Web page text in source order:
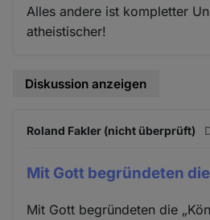
Alles andere ist kompletter
atheistischer!
Diskussion anzeigen
Roland Fakler (nicht überprüft)
Mit Gott begründeten die
Mit Gott begründeten die